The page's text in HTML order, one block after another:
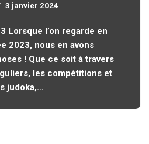
3 janvier 2024
Lorsque l’on regarde en
2023, nous en avons
! Que ce soit à travers
les compétitions et
judoka,…